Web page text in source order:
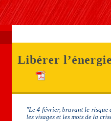
Libérer
"Le 4 février, bravant le risque
les visages et les mots de la